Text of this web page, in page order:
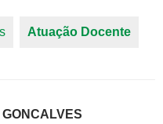
Atuação Docente